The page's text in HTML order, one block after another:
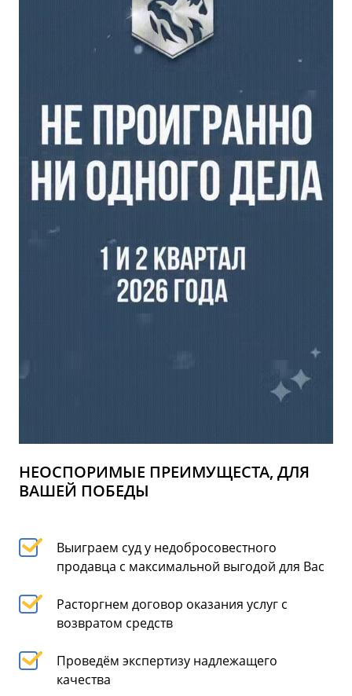
НЕОСПОРИМЫЕ ПРЕИМУЩЕСТА, ДЛЯ
ВАШЕЙ ПОБЕДЫ
Выиграем суд у недобросовестного
продавца с максимальной выгодой для Вас
Расторгнем договор оказания услуг с
возвратом средств
Проведём экспертизу надлежащего
качества